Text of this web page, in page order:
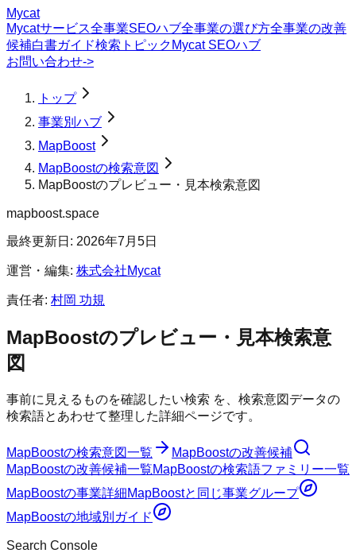
Mycat
Mycatサービス全事業SEOハブ全事業の選び方全事業の改善
候補白書ガイド検索トピック Mycat SEOハブ
お問い合わせ->
トップ
事業別ハブ
MapBoost
MapBoostの検索意図
MapBoostのプレビュー・見本検索意図
mapboost.space
最終更新日: 2026年7月5日
運営・編集: 株式会社Mycat
責任者: 村岡 功規
MapBoostのプレビュー・見本検索意
図
事前に見えるものを確認したい検索 を、検索意図データの
検索語とあわせて整理した詳細ページです。
MapBoostの検索意図一覧 MapBoostの改善候補
MapBoostの改善候補一覧MapBoostの検索語ファミリー一覧
MapBoostの事業詳細MapBoostと同じ事業グループ
MapBoostの地域別ガイド
Search Console